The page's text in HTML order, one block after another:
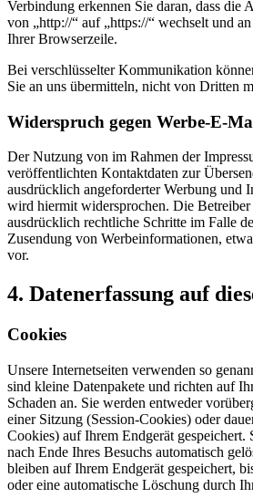
Verbindung erkennen Sie daran, dass die
von „http://“ auf „https://“ wechselt und
Ihrer Browserzeile.
Bei verschlüsselter Kommunikation
Sie an uns übermitteln, nicht von Dritten
Widerspruch gegen Werbe-E-
Der Nutzung von im Rahmen der
veröffentlichten Kontaktdaten zur
ausdrücklich angeforderter Werbung und
wird hiermit widersprochen. Die Betreiber
ausdrücklich rechtliche Schritte im Falle
Zusendung von Werbeinformationen,
vor.
4. Datenerfassung auf
Cookies
Unsere Internetseiten verwenden so
sind kleine Datenpakete und richten auf
Schaden an. Sie werden entweder
einer Sitzung (Session-Cookies) oder
Cookies) auf Ihrem Endgerät gespeichert.
nach Ende Ihres Besuchs automatisch
bleiben auf Ihrem Endgerät gespeichert,
oder eine automatische Löschung durch